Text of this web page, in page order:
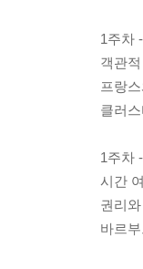
1주차
객관
프랑
클러
1주차
시간
권리
바르